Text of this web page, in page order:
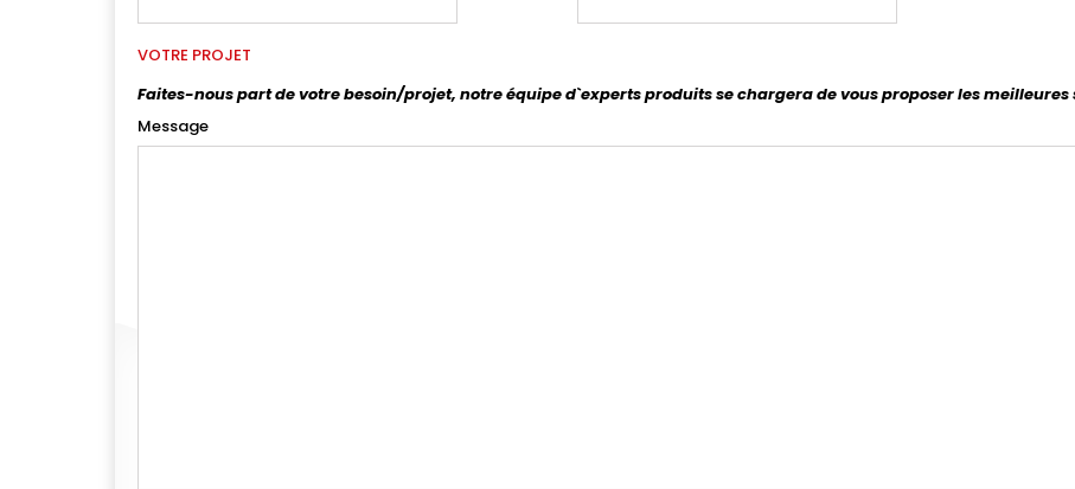
VOTRE PROJET
Faites-nous part de votre besoin/projet, notre équipe d`experts produits se chargera de vous proposer les meilleures
Message